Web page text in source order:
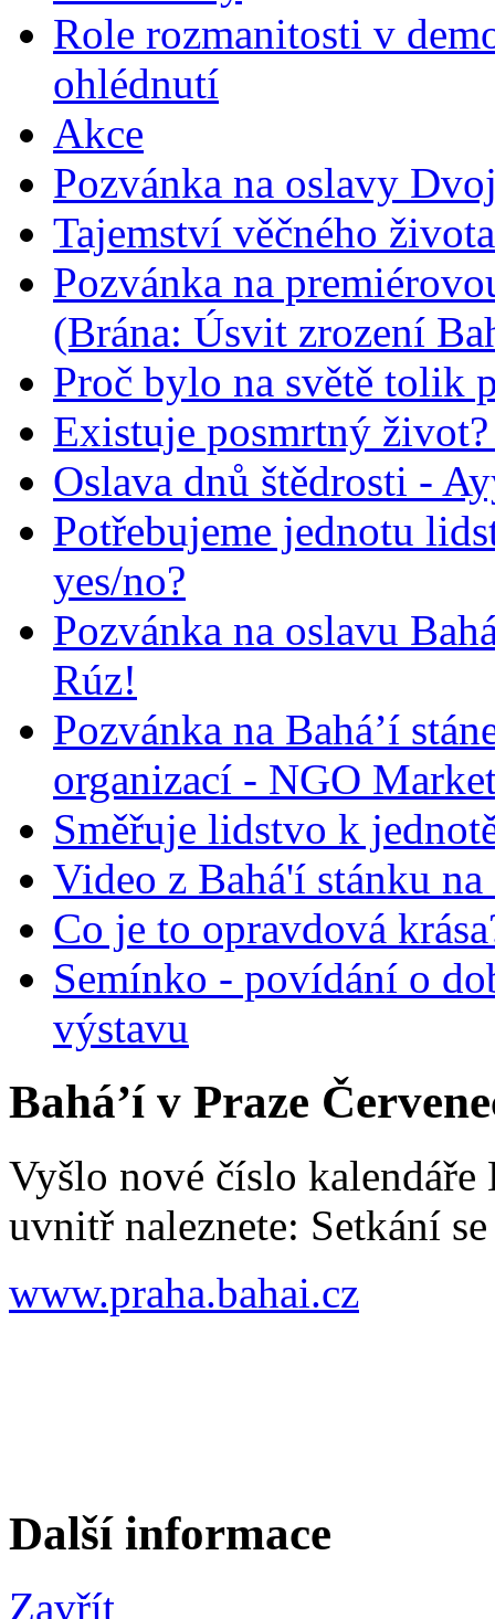
Role rozmanitosti v
ohlédnutí
Akce
Pozvánka na oslavy
Tajemství věčného života
Pozvánka na
(Brána: Úsvit zrození
Proč bylo na světě tolik
Existuje posmrtný
Oslava dnů štědrosti -
Potřebujeme jednotu
yes/no?
Pozvánka na oslavu
Rúz!
Pozvánka na Bahá’í
organizací - NGO
Směřuje lidstvo k
Video z Bahá'í stánku
Co je to opravdová
Semínko - povídání o
výstavu
Bahá’í v Praze
Vyšlo nové číslo kalendáře
uvnitř naleznete: Setkání
www.praha.bahai.cz
Další informace
Zavřít